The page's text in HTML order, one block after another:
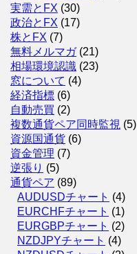
実需とFX (30)
政治とFX (17)
株とFX (7)
無料メルマガ(21)
相場環境認識 (23)
窓について (4)
経済指標 (6)
自動売買 (2)
複数通貨ペア同時監視 (5)
資源国通貨 (6)
資金管理 (7)
逆張り (5)
通貨ペア (89)
AUDUSDチャート (4)
EURCHFチャート (1)
EURGBPチャート (2)
NZDJPYチャート (4)